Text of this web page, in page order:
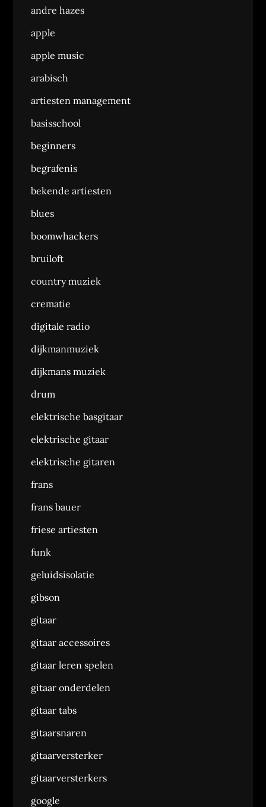
andre hazes
apple
apple music
arabisch
artiesten management
basisschool
beginners
begrafenis
bekende artiesten
blues
boomwhackers
bruiloft
country muziek
crematie
digitale radio
dijkmanmuziek
dijkmans muziek
drum
elektrische basgitaar
elektrische gitaar
elektrische gitaren
frans
frans bauer
friese artiesten
funk
geluidsisolatie
gibson
gitaar
gitaar accessoires
gitaar leren spelen
gitaar onderdelen
gitaar tabs
gitaarsnaren
gitaarversterker
gitaarversterkers
google